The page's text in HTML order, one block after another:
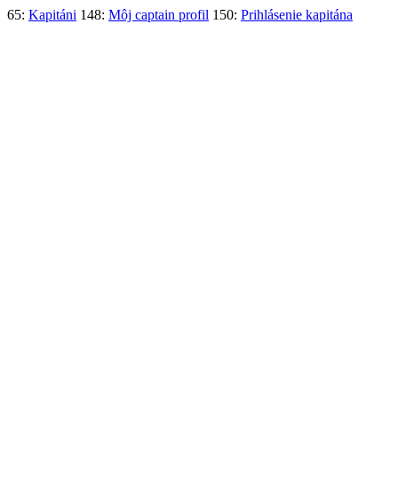
65: Kapitáni 148: Môj captain profil 150: Prihlásenie kapitána